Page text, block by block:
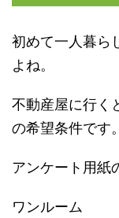
初めて一人暮ら
よね。
不動産屋に行く
の希望条件です。
アンケート用紙
ワンルーム